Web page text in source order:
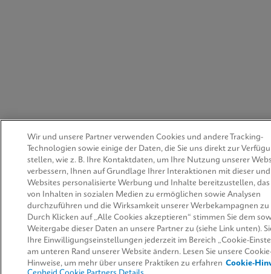
Wir und unsere Partner verwenden Cookies und andere Tracking-
Technologien sowie einige der Daten, die Sie uns direkt zur
stellen, wie z. B. Ihre Kontaktdaten, um Ihre Nutzung unserer
verbessern, Ihnen auf Grundlage Ihrer Interaktionen mit dieser
Websites personalisierte Werbung und Inhalte bereitzustellen, das
von Inhalten in sozialen Medien zu ermöglichen sowie Analysen
durchzuführen und die Wirksamkeit unserer Werbekampagnen zu
Durch Klicken auf „Alle Cookies akzeptieren“ stimmen Sie dem
Weitergabe dieser Daten an unsere Partner zu (siehe Link unten).
Ihre Einwilligungseinstellungen jederzeit im Bereich „Cookie-
am unteren Rand unserer Website ändern. Lesen Sie unsere
Hinweise, um mehr über unsere Praktiken zu erfahren Cookie-